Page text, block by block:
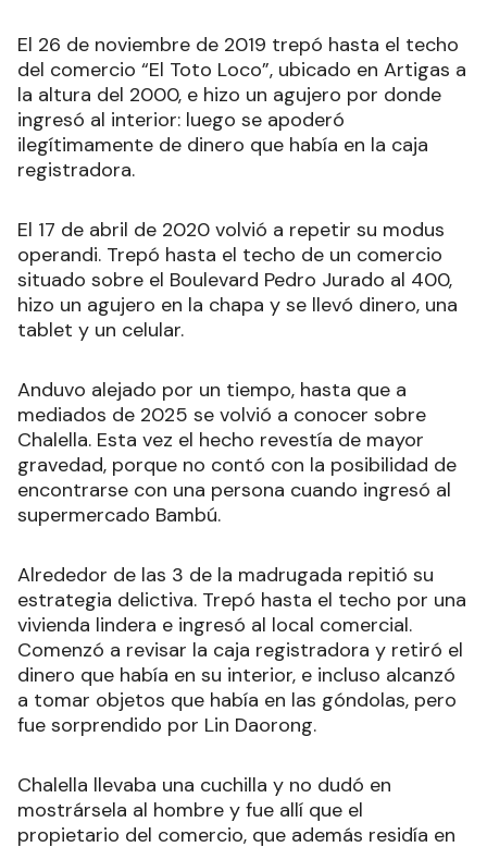
El 26 de noviembre de 2019 trepó hasta el techo
del comercio “El Toto Loco”, ubicado en Artigas a
la altura del 2000, e hizo un agujero por donde
ingresó al interior: luego se apoderó
ilegítimamente de dinero que había en la caja
registradora.
El 17 de abril de 2020 volvió a repetir su modus
operandi. Trepó hasta el techo de un comercio
situado sobre el Boulevard Pedro Jurado al 400,
hizo un agujero en la chapa y se llevó dinero, una
tablet y un celular.
Anduvo alejado por un tiempo, hasta que a
mediados de 2025 se volvió a conocer sobre
Chalella. Esta vez el hecho revestía de mayor
gravedad, porque no contó con la posibilidad de
encontrarse con una persona cuando ingresó al
supermercado Bambú.
Alrededor de las 3 de la madrugada repitió su
estrategia delictiva. Trepó hasta el techo por una
vivienda lindera e ingresó al local comercial.
Comenzó a revisar la caja registradora y retiró el
dinero que había en su interior, e incluso alcanzó
a tomar objetos que había en las góndolas, pero
fue sorprendido por Lin Daorong.
Chalella llevaba una cuchilla y no dudó en
mostrársela al hombre y fue allí que el
propietario del comercio, que además residía en